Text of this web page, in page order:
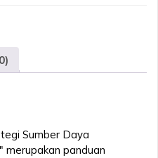
Sumber Daya
merupakan panduan